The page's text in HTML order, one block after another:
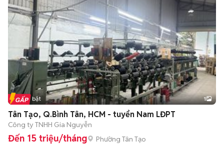
Tin nổi bật 1
Tân Tạo, Q.Bình Tân, HCM - tuyển Nam LĐPT
Công ty TNHH Gia Nguyễn
Đến 15 triệu/tháng Phường Tân Tạo